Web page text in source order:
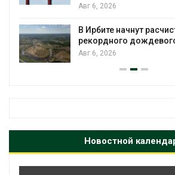
Авг 6, 2026
В Ирбите начнут
рекордного
Авг 6, 2026
Новостной